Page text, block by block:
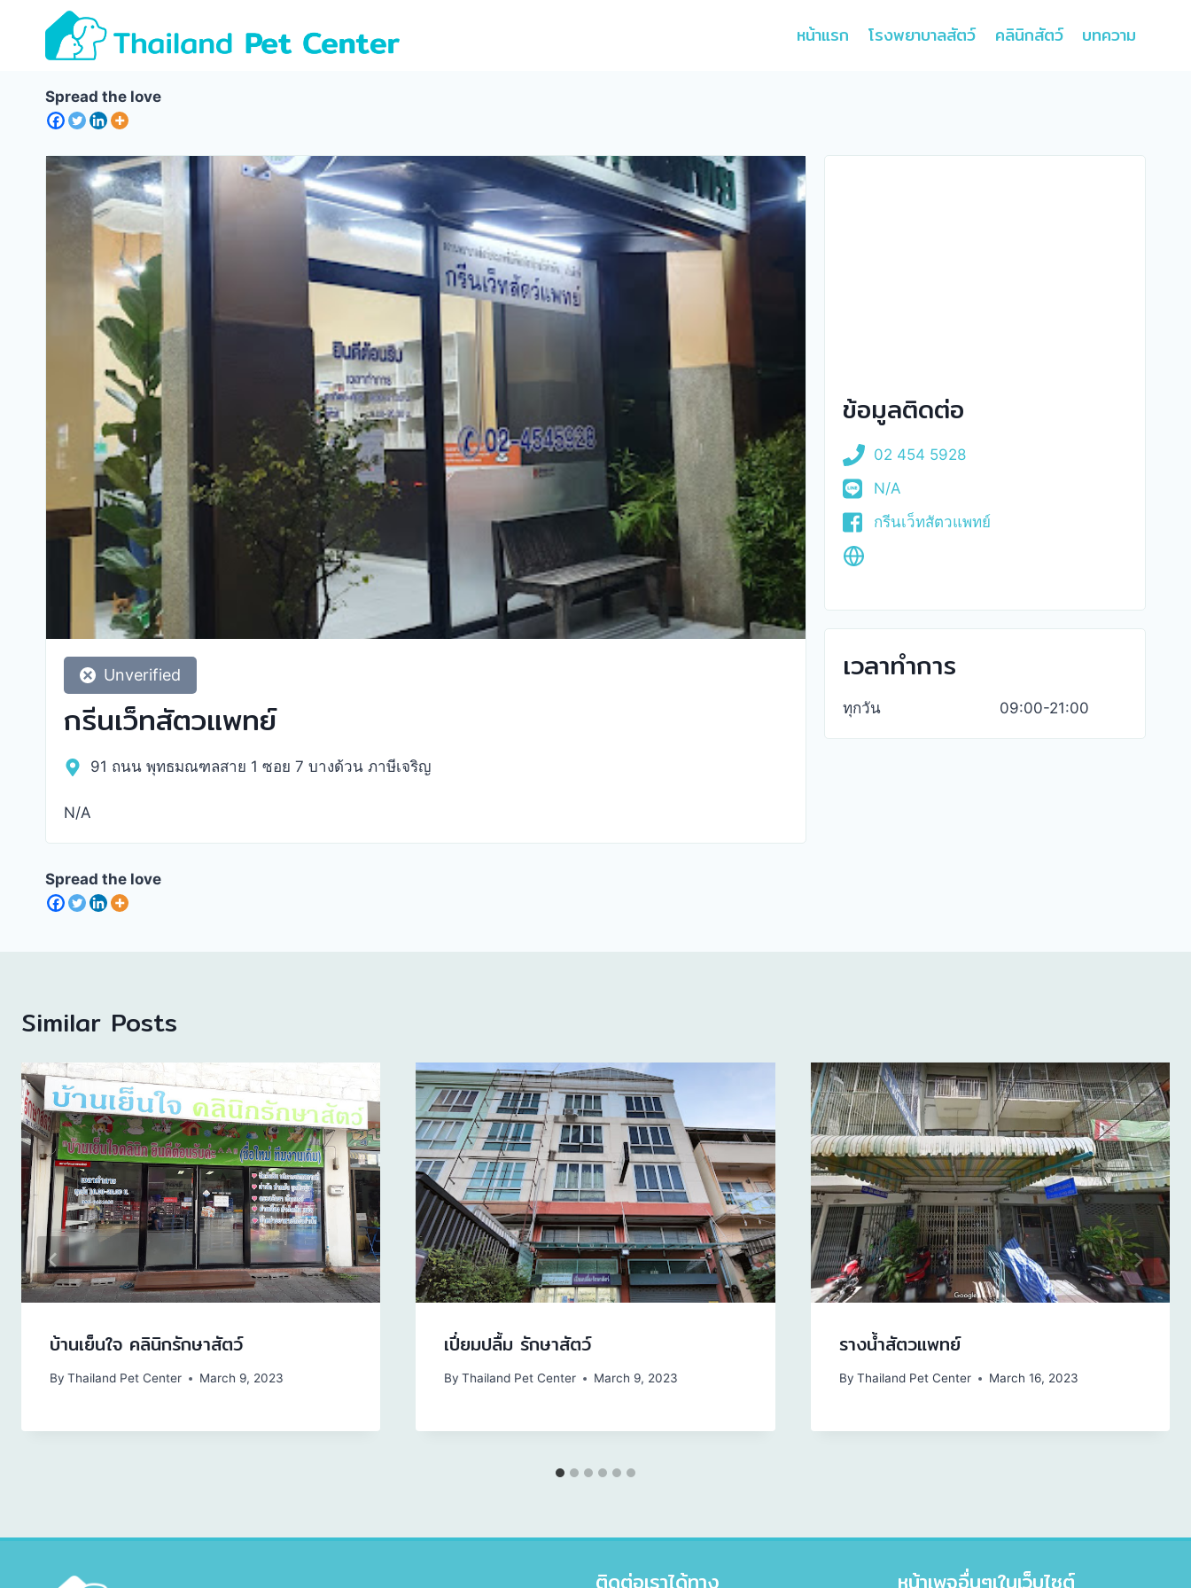
content
หน้าแรก โรงพยาบาลสัตว์ คลินิกสัตว์ บทความ
Spread the love
Unverified
กรีนเว็ทสัตวแพทย์
91 ถนน พุทธมณฑลสาย 1 ซอย 7 บางด้วน ภาษีเจริญ
N/A
ข้อมูลติดต่อ
02 454 5928
N/A
กรีนเว็ทสัตวแพทย์
เวลาทำการ
ทุกวัน 09:00-21:00
Spread the love
Similar Posts
บ้านเย็นใจ คลินิกรักษาสัตว์
By Thailand Pet Center March 9, 2023
เปี่ยมปลื้ม รักษาสัตว์
By Thailand Pet Center March 9, 2023
รางน้ำสัตวแพทย์
By Thailand Pet Center March 16, 2023
ติดต่อเราได้ทาง หน้าเพจอื่นๆเในเว็บไซต์